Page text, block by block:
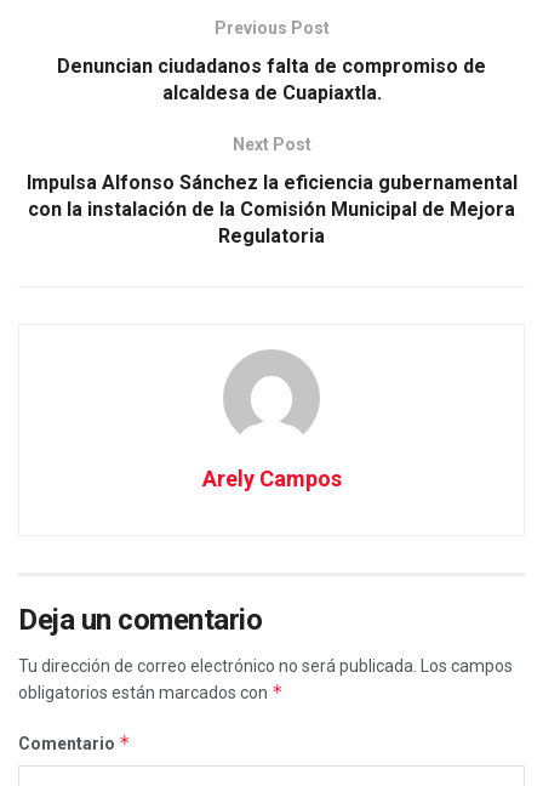
Previous Post
Denuncian ciudadanos falta de compromiso de
alcaldesa de Cuapiaxtla.
Next Post
Impulsa Alfonso Sánchez la eficiencia gubernamental
con la instalación de la Comisión Municipal de Mejora
Regulatoria
Arely Campos
Deja un comentario
Tu dirección de correo electrónico no será publicada. Los campos
obligatorios están marcados con *
Comentario *